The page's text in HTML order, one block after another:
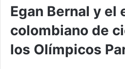
Egan Bernal y el
colombiano de
los Olímpicos